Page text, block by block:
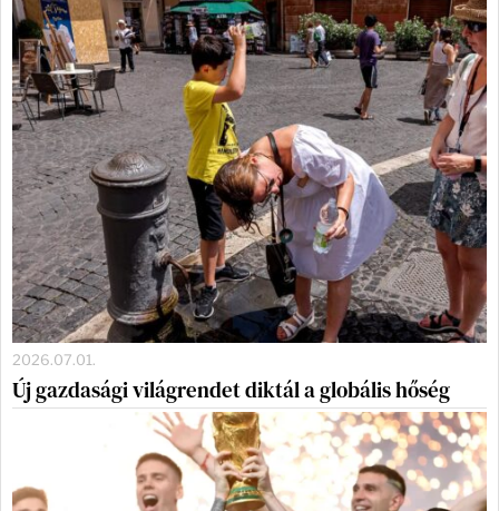
2026.07.01.
Új gazdasági világrendet diktál a globális hőség